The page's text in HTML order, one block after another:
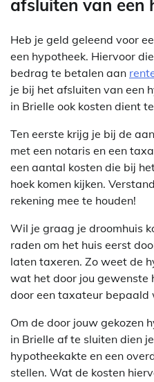
afsluiten van een
Heb je geld geleend voor
een hypotheek. Hiervoor
bedrag te betalen aan
je bij het afsluiten van een
in Brielle ook kosten dient
Ten eerste krijg je bij de
met een notaris en een
een aantal kosten die bij
hoek komen kijken.
rekening mee te houden!
Wil je graag je droomhuis
raden om het huis eerst
laten taxeren. Zo weet de
wat het door jou gewenste
door een taxateur bepaald
Om de door jouw gekozen
in Brielle af te sluiten dien
hypotheekakte en een
stellen. Wat de kosten